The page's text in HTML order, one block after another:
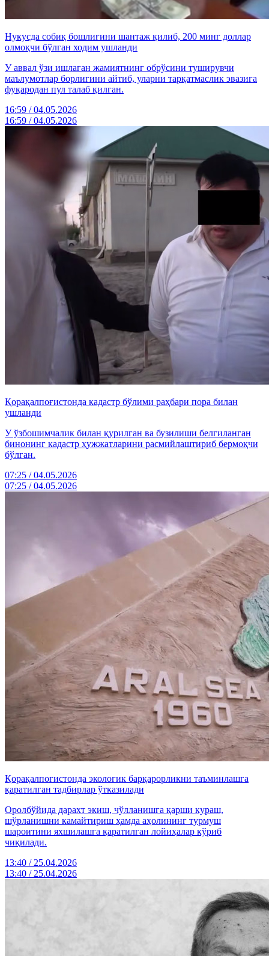
Нукусда собиқ бошлиғини шантаж қилиб, 200 минг доллар
олмоқчи бўлган ходим ушланди
У аввал ўзи ишлаган жамиятнинг обрўсини туширувчи
маълумотлар борлигини айтиб, уларни тарқатмаслик эвазига
фуқародан пул талаб қилган.
16:59 / 04.05.2026
16:59 / 04.05.2026
Қорақалпоғистонда кадастр бўлими раҳбари пора билан
ушланди
У ўзбошимчалик билан қурилган ва бузилиши белгиланган
бинонинг кадастр ҳужжатларини расмийлаштириб бермоқчи
бўлган.
07:25 / 04.05.2026
07:25 / 04.05.2026
Қорақалпоғистонда экологик барқарорликни таъминлашга
қаратилган тадбирлар ўтказилади
Оролбўйида дарахт экиш, чўлланишга қарши кураш,
шўрланишни камайтириш ҳамда аҳолининг турмуш
шароитини яхшилашга қаратилган лойиҳалар кўриб
чиқилади.
13:40 / 25.04.2026
13:40 / 25.04.2026